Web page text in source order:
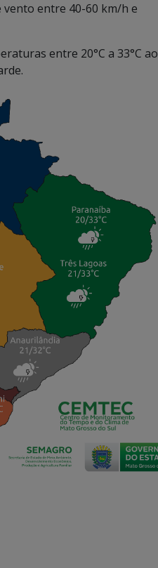
entre 40-60 km/h e
entre 20°C a 33°C ao